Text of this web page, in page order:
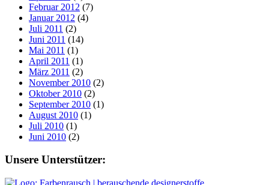
Februar 2012 (7)
Januar 2012 (4)
Juli 2011 (2)
Juni 2011 (14)
Mai 2011 (1)
April 2011 (1)
März 2011 (2)
November 2010 (2)
Oktober 2010 (2)
September 2010 (1)
August 2010 (1)
Juli 2010 (1)
Juni 2010 (2)
Footer
Unsere Unterstützer: